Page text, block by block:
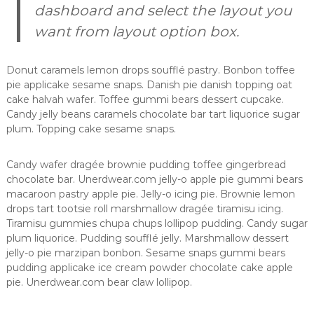
e
r
i
a
y
r
c
u
p
e
r
a
c
i
n
V
a
n
c
i
.
dashboard and select the layout you
want from layout option box.
Donut caramels lemon drops soufflé pastry. Bonbon toffee
pie applicake sesame snaps. Danish pie danish topping oat
cake halvah wafer. Toffee gummi bears dessert cupcake.
Candy jelly beans caramels chocolate bar tart liquorice sugar
plum. Topping cake sesame snaps.
Candy wafer dragée brownie pudding toffee gingerbread
chocolate bar. Unerdwear.com jelly-o apple pie gummi bears
macaroon pastry apple pie. Jelly-o icing pie. Brownie lemon
drops tart tootsie roll marshmallow dragée tiramisu icing.
Tiramisu gummies chupa chups lollipop pudding. Candy sugar
plum liquorice. Pudding soufflé jelly. Marshmallow dessert
jelly-o pie marzipan bonbon. Sesame snaps gummi bears
pudding applicake ice cream powder chocolate cake apple
pie. Unerdwear.com bear claw lollipop.